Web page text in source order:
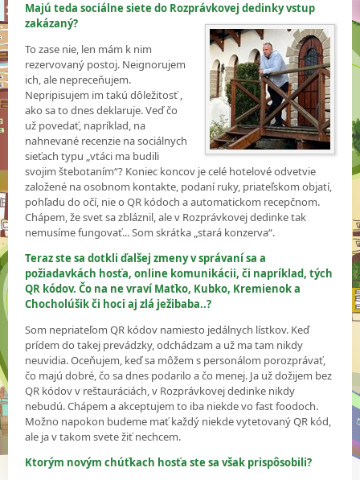
Majú teda sociálne siete do Rozprávkovej dedinky vstup
zakázaný?
To zase nie, len mám k nim
rezervovaný postoj. Neignorujem
ich, ale nepreceňujem.
Nepripisujem im takú dôležitosť ,
ako sa to dnes deklaruje. Veď čo
už povedať, napríklad, na
nahnevané recenzie na sociálnych
sieťach typu „vtáci ma budili
svojim štebotaním“? Koniec koncov je celé hotelové odvetvie
založené na osobnom kontakte, podaní ruky, priateľskom objatí,
pohľadu do očí, nie o QR kódoch a automatickom recepčnom.
Chápem, že svet sa zbláznil, ale v Rozprávkovej dedinke tak
nemusíme fungovať... Som skrátka „stará konzerva“.
Teraz ste sa dotkli ďalšej zmeny v správaní sa a
požiadavkách hosťa, online komunikácii, či napríklad, tých
QR kódov. Čo na ne vraví Maťko, Kubko, Kremienok a
Chocholúšik či hoci aj zlá ježibaba..?
Som nepriateľom QR kódov namiesto jedálnych lístkov. Keď
prídem do takej prevádzky, odchádzam a už ma tam nikdy
neuvidia. Oceňujem, keď sa môžem s personálom porozprávať,
čo majú dobré, čo sa dnes podarilo a čo menej. Ja už dožijem bez
QR kódov v reštauráciách, v Rozprávkovej dedinke nikdy
nebudú. Chápem a akceptujem to iba niekde vo fast foodoch.
Možno napokon budeme mať každý niekde vytetovaný QR kód,
ale ja v takom svete žiť nechcem.
Ktorým novým chúťkach hosťa ste sa však prispôsobili?